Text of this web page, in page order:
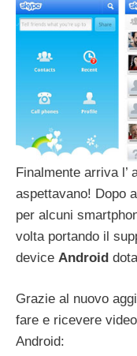
Finalmente arriva l’
aspettavano! Dopo
per alcuni
volta portando il
device Android
Grazie al nuovo
fare e ricevere
Android: